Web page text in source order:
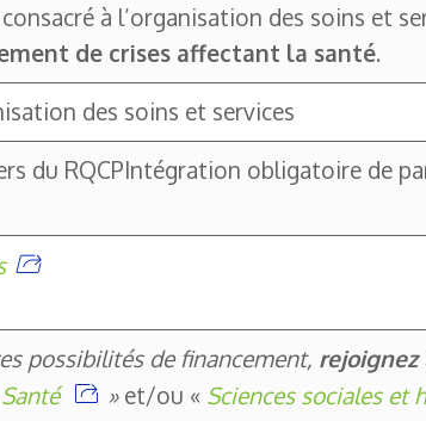
à l’organisation des soins et
de crises affectant la santé.
des soins et services
du RQCPIntégration obligatoire de
possibilités de financement, rejoignez
» et/ou « Sciences sociales et